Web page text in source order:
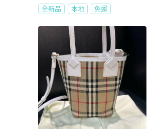
全新品 本地 免運